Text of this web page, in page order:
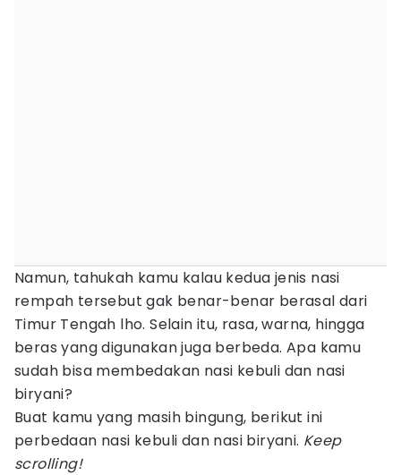
Namun, tahukah kamu kalau kedua jenis nasi
rempah tersebut gak benar-benar berasal dari
Timur Tengah lho. Selain itu, rasa, warna, hingga
beras yang digunakan juga berbeda. Apa kamu
sudah bisa membedakan nasi kebuli dan nasi
biryani?
Buat kamu yang masih bingung, berikut ini
perbedaan nasi kebuli dan nasi biryani. Keep
scrolling!